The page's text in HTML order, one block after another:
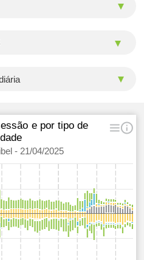
e por tipo de
- 21/04/2025